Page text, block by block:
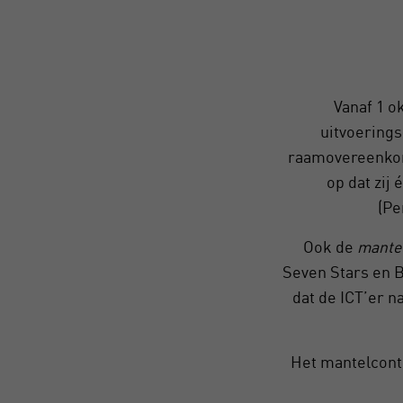
Vanaf 1
op dat zij
Ook de
Seven Stars en
dat de ICT’er
Het